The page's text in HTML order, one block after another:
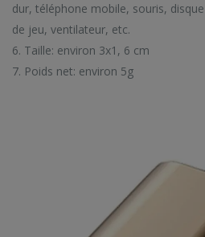
dur, téléphone mobile, souris,
de jeu, ventilateur, etc.
6. Taille: environ 3x1, 6 cm
7. Poids net: environ 5g
Câble de données de charge rapide rotatif à interface magnétique CC57 Type-C / USB-C
$11.80